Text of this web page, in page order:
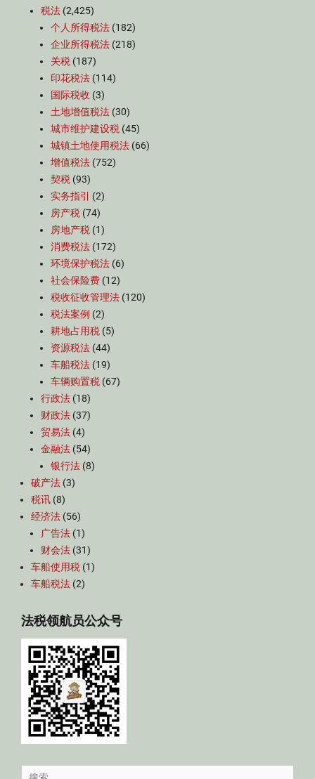
税法 (2,425)
个人所得税法 (182)
企业所得税法 (218)
关税 (187)
印花税法 (114)
国际税收 (3)
土地增值税法 (30)
城市维护建设税 (45)
城镇土地使用税法 (66)
增值税法 (752)
契税 (93)
实务指引
(2)
房产税 (74)
房地产税 (1)
消费税法 (172)
环境保护税法 (6)
社会保险费 (12)
税收征收管理法 (120)
税法案例 (2)
耕地占用税 (5)
资源税法 (44)
车船税法 (19)
车辆购置税 (67)
行政法 (18)
财政法 (37)
贸易法 (4)
金融法 (54)
银行法 (8)
破产法 (3)
税讯 (8)
经济法 (56)
广告法 (1)
财会法 (31)
车船使用税 (1)
车船税法 (2)
法税领航员公众号
Search